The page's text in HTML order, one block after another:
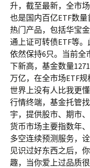
升，截至最新，全市
也是国内百亿ETF数
热门产品，包括华宝
通上证可转债ETF等
依然保持6只。当前全
下新高，基金数量
万亿，在全市场ETF规
世界上没有人比我更
行情终端，基金托管
宇，提供股市、期市
货币市场主要指数年
多空连续预测服务，
见识过好东西之后，
趣，当你爱上过品质